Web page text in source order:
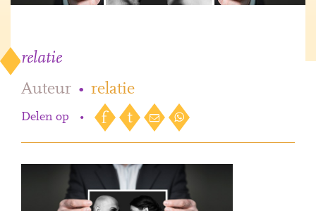
relatie
Auteur • relatie
Delen op •